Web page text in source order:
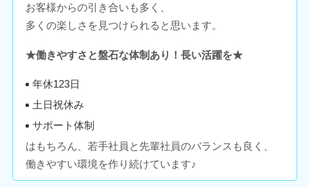
お客様からの引き合いも多く、
多くの楽しさを見つけられると思います。
★働きやすさと盤石な体制あり！長い活躍を★
年休123日
土日祝休み
サポート体制
はもちろん、若手社員と先輩社員のバランスも良く、
働きやすい環境を作り続けています♪